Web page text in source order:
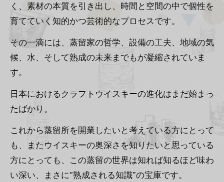
く、素材の本質を引き出し、時間と空間の中で個性を
育てていく知的かつ芸術的なプロセスです。
その一滴には、蒸留家の哲学、設備の工夫、地域の気
候、水、そして熟成の未来までもが凝縮されていま
す。
日本におけるクラフトウイスキーの進化はまだ始まっ
たばかり。
これから蒸留所を開業したいと考えている方にとって
も、またウイスキーの奥深さを知りたいと思っている
方にとっても、この蒸留の世界は知れば知るほど味わ
い深い、まさに“熟成される知識”の宝庫です。